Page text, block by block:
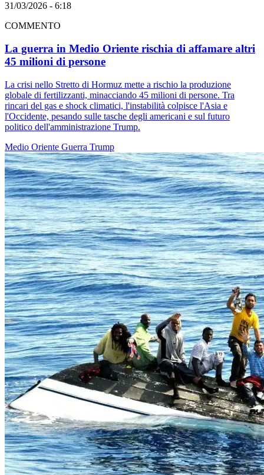
31/03/2026 - 6:18
COMMENTO
La guerra in Medio Oriente rischia di affamare altri
45 milioni di persone
La crisi nello Stretto di Hormuz mette a rischio la produzione
globale di fertilizzanti, minacciando 45 milioni di persone. Tra
rincari del gas e shock climatici, l'instabilità colpisce l'Asia e
l'Occidente, pesando sulle tasche degli americani e sul futuro
politico dell'amministrazione Trump.
Medio Oriente Guerra Trump